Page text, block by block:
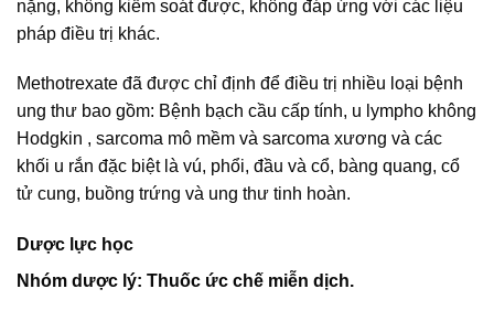
nặng, không kiểm soát được, không đáp ứng với các liệu
pháp điều trị khác.
Methotrexate đã được chỉ định để điều trị nhiều loại bệnh
ung thư bao gồm: Bệnh bạch cầu cấp tính, u lympho không
Hodgkin , sarcoma mô mềm và sarcoma xương và các
khối u rắn đặc biệt là vú, phổi, đầu và cổ, bàng quang, cổ
tử cung, buồng trứng và ung thư tinh hoàn.
Dược lực học
Nhóm dược lý: Thuốc ức chế miễn dịch.